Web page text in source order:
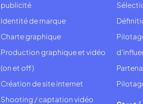
publicité
Identité de marque
Charte graphique
Production graphique et vidéo
(on et off)
Création de site internet
Shooting / captation vidéo